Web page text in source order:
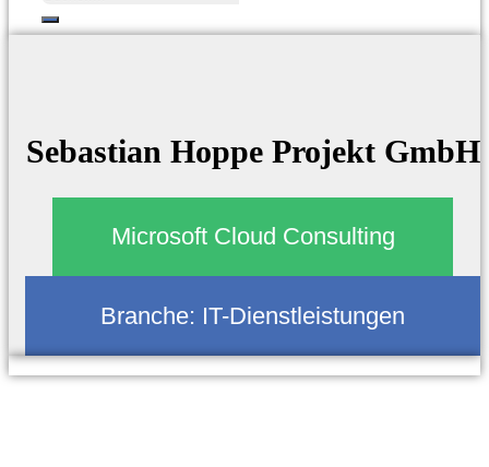
Sebastian Hoppe Projekt GmbH
Microsoft Cloud Consulting
Branche: IT-Dienstleistungen